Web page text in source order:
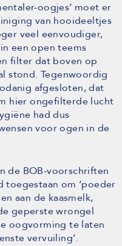
oogjes’ moet er
van hooideeltjes
veel eenvoudiger,
een open teems
filter dat boven op
stond. Tegenwoordig
afgesloten, dat
hier ongefilterde lucht
had dus
voor ogen in de
de BOB-voorschriften
toegestaan om ‘poeder
aan de kaasmelk,
geperste wrongel
oogvorming te laten
vervuiling’.